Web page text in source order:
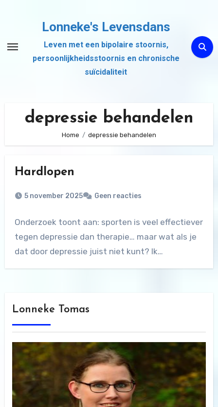
inhoud
Lonneke's Levensdans
Leven met een bipolaire stoornis,
persoonlijkheidsstoornis en chronische
suïcidaliteit
depressie behandelen
Home depressie behandelen
Hardlopen
5 november 2025 Geen reacties
Onderzoek toont aan: sporten is veel effectiever
tegen depressie dan therapie… maar wat als je
dat door depressie juist niet kunt? Ik…
Lonneke Tomas